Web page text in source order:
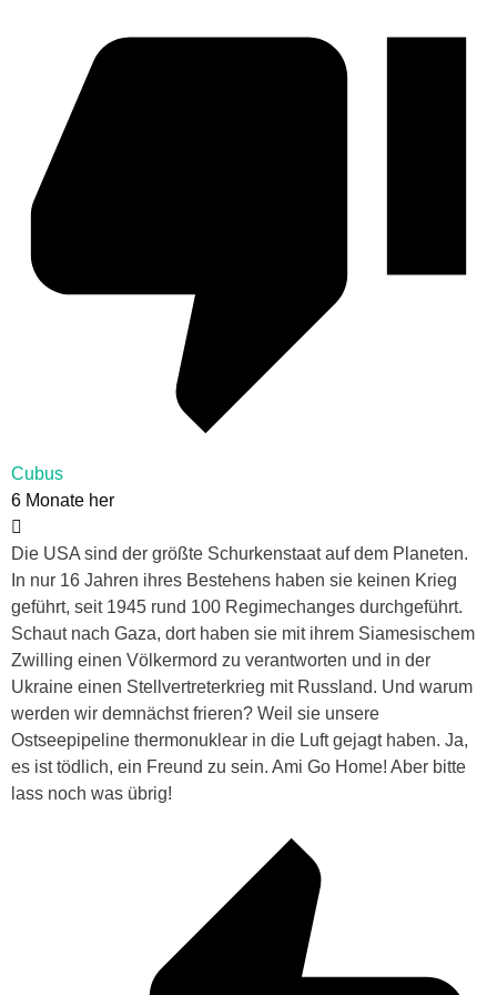
Cubus
6 Monate her
Die USA sind der größte Schurkenstaat auf dem Planeten.
In nur 16 Jahren ihres Bestehens haben sie keinen Krieg
geführt, seit 1945 rund 100 Regimechanges durchgeführt.
Schaut nach Gaza, dort haben sie mit ihrem Siamesischem
Zwilling einen Völkermord zu verantworten und in der
Ukraine einen Stellvertreterkrieg mit Russland. Und warum
werden wir demnächst frieren? Weil sie unsere
Ostseepipeline thermonuklear in die Luft gejagt haben. Ja,
es ist tödlich, ein Freund zu sein. Ami Go Home! Aber bitte
lass noch was übrig!